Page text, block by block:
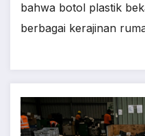
bahwa botol plastik
berbagai kerajinan